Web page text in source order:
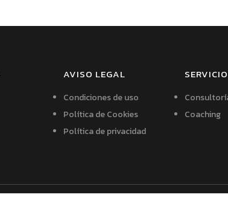
AVISO LEGAL
Condiciones de uso
Política de Cookies
Política de privacidad
Coaching